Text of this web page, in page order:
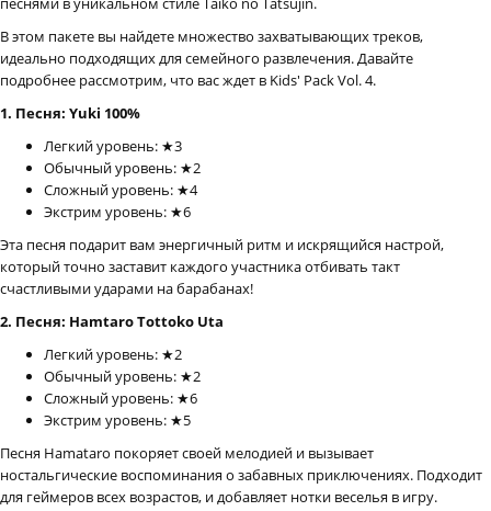
В этом пакете вы найдете множество захватывающих треков,
идеально подходящих для семейного развлечения. Давайте
подробнее рассмотрим, что вас ждет в Kids' Pack Vol. 4.
1. Песня: Yuki 100%
Легкий уровень: ★3
Обычный уровень: ★2
Сложный уровень: ★4
Экстрим уровень: ★6
Эта песня подарит вам энергичный ритм и искрящийся настрой,
который точно заставит каждого участника отбивать такт
счастливыми ударами на барабанах!
2. Песня: Hamtaro Tottoko Uta
Легкий уровень: ★2
Обычный уровень: ★2
Сложный уровень: ★6
Экстрим уровень: ★5
Песня Hamataro покоряет своей мелодией и вызывает
ностальгические воспоминания о забавных приключениях. Подходит
для геймеров всех возрастов, и добавляет нотки веселья в игру.